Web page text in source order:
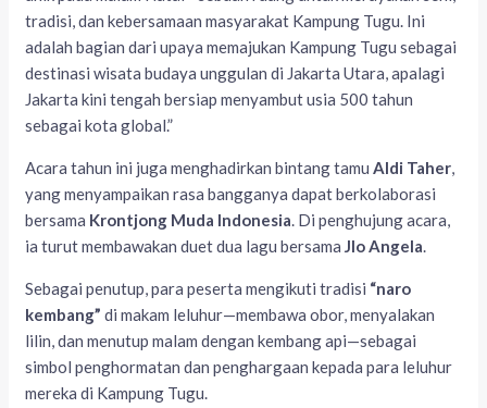
tradisi, dan kebersamaan masyarakat Kampung Tugu. Ini
adalah bagian dari upaya memajukan Kampung Tugu sebagai
destinasi wisata budaya unggulan di Jakarta Utara, apalagi
Jakarta kini tengah bersiap menyambut usia 500 tahun
sebagai kota global.”
Acara tahun ini juga menghadirkan bintang tamuAldi Taher,
yang menyampaikan rasa bangganya dapat berkolaborasi
bersama Krontjong Muda Indonesia. Di penghujung acara,
ia turut membawakan duet dua lagu bersamaJlo Angela.
Sebagai penutup, para peserta mengikuti tradisi “naro
kembang” di makam leluhur—membawa obor, menyalakan
lilin, dan menutup malam dengan kembang api—sebagai
simbol penghormatan dan penghargaan kepada para leluhur
mereka di Kampung Tugu.